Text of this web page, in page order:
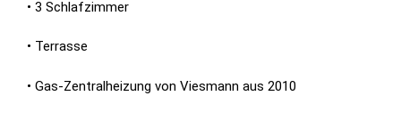
• 3 Schlafzimmer
• Terrasse
• Gas-Zentralheizung von Viesmann aus 2010